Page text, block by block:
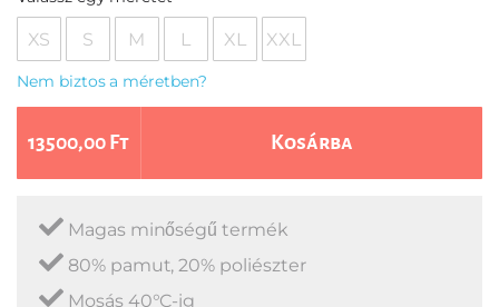
XS S M L XL XXL
Nem biztos a méretben?
13500,00 Ft Kosárba
Magas minőségű termék
80% pamut, 20% poliészter
Mosás 40°C-ig